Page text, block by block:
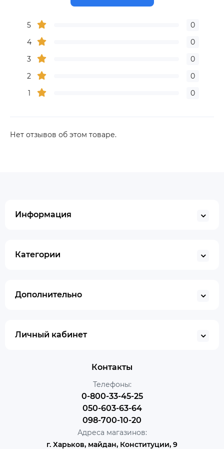
5
0
4
0
3
0
2
0
1
0
Нет отзывов об этом товаре.
Информация
Категории
Дополнительно
Личный кабинет
Контакты
Телефоны:
0-800-33-45-25
050-603-63-64
098-700-10-20
Адреса магазинов:
г. Харьков, майдан, Конституции, 9